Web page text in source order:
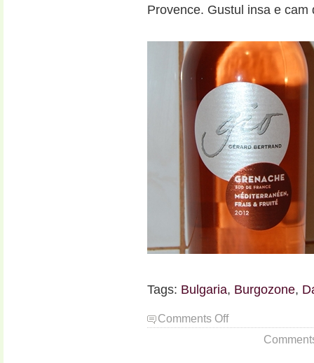
Provence. Gustul insa e cam
Tags: Bulgaria, Burgozone,
Comments Offon
Un